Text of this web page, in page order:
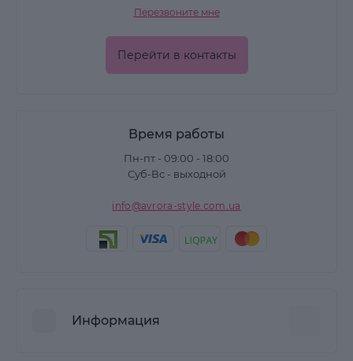
Перезвоните мне
Перейти в контакты
Время работы
Пн-пт - 09:00 - 18:00
Суб-Вс - выходной
info@avrora-style.com.ua
Информация